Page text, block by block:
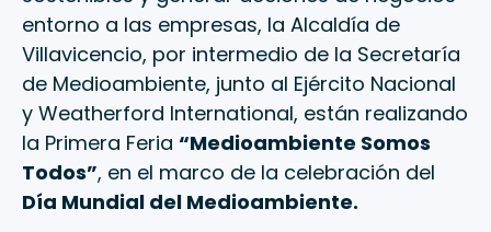
entorno a las empresas, la Alcaldía de
Villavicencio, por intermedio de la Secretaría
de Medioambiente, junto al Ejército Nacional
y Weatherford International, están realizando
la Primera Feria “Medioambiente Somos
Todos”, en el marco de la celebración del
Día Mundial del Medioambiente.